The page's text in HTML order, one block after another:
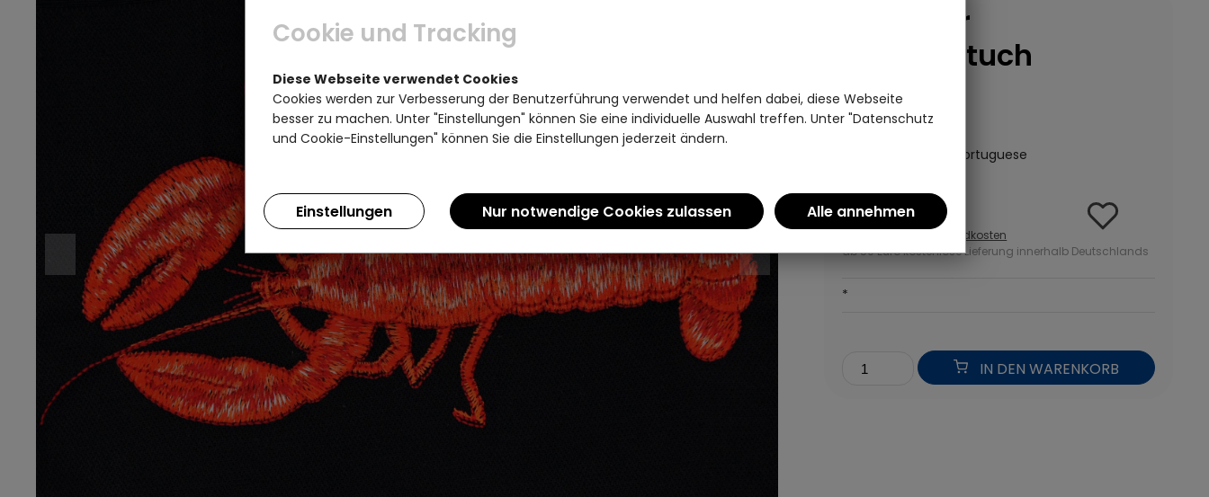
Hummer
Geschirrtuch
schwarz
Baumwolle | Vista Portuguese
19,95 €
Versandkosten
ab 50 Euro kostenlose Lieferung innerhalb Deutschlands
*
IN DEN WARENKORB
Cookie und Tracking
Diese Webseite verwendet Cookies
Cookies werden zur Verbesserung der Benutzerführung verwendet und helfen dabei, diese Webseite
besser zu machen. Unter "Einstellungen" können Sie eine individuelle Auswahl treffen. Unter "Datenschutz
und Cookie-Einstellungen" können Sie die Einstellungen jederzeit ändern.
Einstellungen